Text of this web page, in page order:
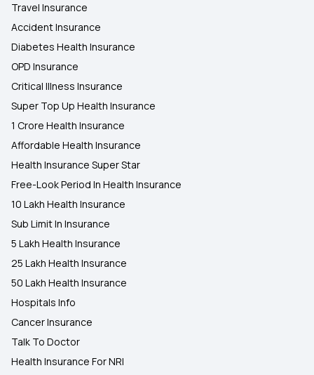
Travel Insurance
Accident Insurance
Diabetes Health Insurance
OPD Insurance
Critical Illness Insurance
Super Top Up Health Insurance
1 Crore Health Insurance
Affordable Health Insurance
Health Insurance Super Star
Free-Look Period In Health Insurance
10 Lakh Health Insurance
Sub Limit In Insurance
5 Lakh Health Insurance
25 Lakh Health Insurance
50 Lakh Health Insurance
Hospitals Info
Cancer Insurance
Talk To Doctor
Health Insurance For NRI